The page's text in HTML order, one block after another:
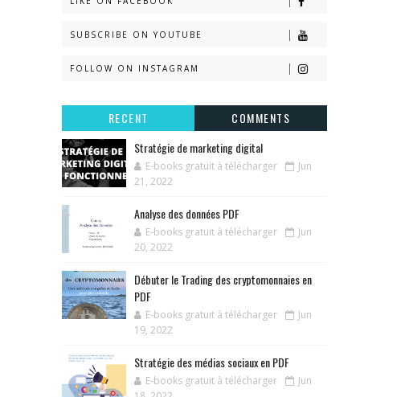
SUBSCRIBE ON YOUTUBE
FOLLOW ON INSTAGRAM
RECENT
COMMENTS
Stratégie de marketing digital
E-books gratuit à télécharger
Jun
21, 2022
Analyse des données PDF
E-books gratuit à télécharger
Jun
20, 2022
Débuter le Trading des cryptomonnaies en
PDF
E-books gratuit à télécharger
Jun
19, 2022
Stratégie des médias sociaux en PDF
E-books gratuit à télécharger
Jun